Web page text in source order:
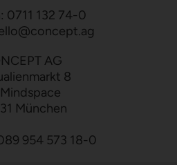
0711 132 74-0
@concept.ag
AG
8
München
954 573 18-0